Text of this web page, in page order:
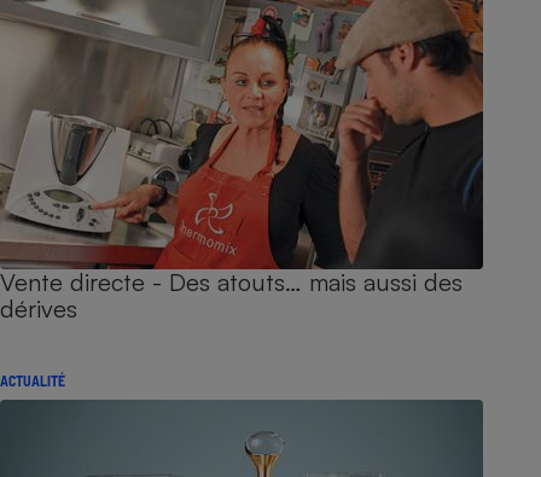
Vente directe - Des atouts… mais aussi des
dérives
ACTUALITÉ